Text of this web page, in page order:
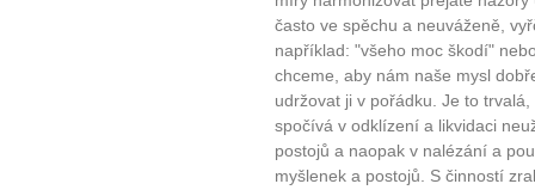
často ve spěchu a neuváženě,
například: "všeho moc škodí"
chceme, aby nám naše mysl
udržovat ji v pořádku. Je to
spočívá v odklízení a likvidaci
postojů a naopak v nalézání a
myšlenek a postojů. S činností